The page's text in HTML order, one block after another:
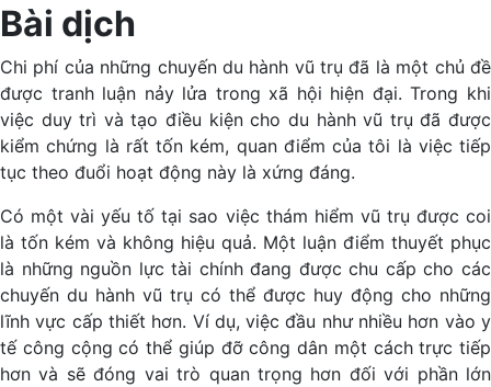
Bài dịch
Chi phí của những chuyến du hành vũ trụ đã là một chủ đề
được tranh luận nảy lửa trong xã hội hiện đại. Trong khi
việc duy trì và tạo điều kiện cho du hành vũ trụ đã được
kiểm chứng là rất tốn kém, quan điểm của tôi là việc tiếp
tục theo đuổi hoạt động này là xứng đáng.
Có một vài yếu tố tại sao việc thám hiểm vũ trụ được coi
là tốn kém và không hiệu quả. Một luận điểm thuyết phục
là những nguồn lực tài chính đang được chu cấp cho các
chuyến du hành vũ trụ có thể được huy động cho những
lĩnh vực cấp thiết hơn. Ví dụ, việc đầu như nhiều hơn vào y
tế công cộng có thể giúp đỡ công dân một cách trực tiếp
hơn và sẽ đóng vai trò quan trọng hơn đối với phần lớn